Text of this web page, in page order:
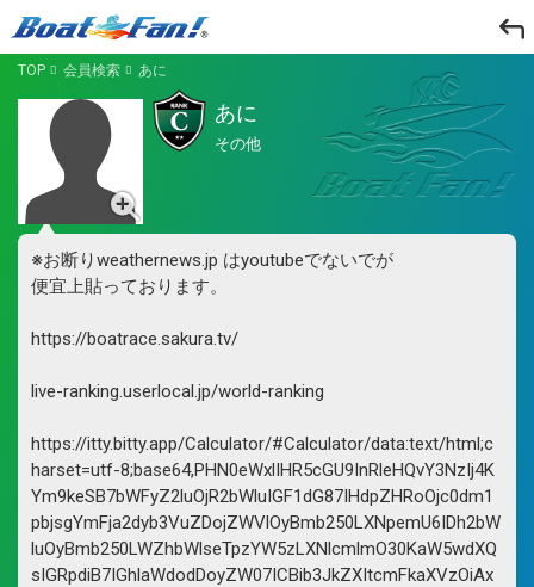
TOP 会員検索 あに
あに
その他
※お断りweathernews.jp はyoutubeでないでが
便宜上貼っております。
https://boatrace.sakura.tv/
live-ranking.userlocal.jp/world-ranking
https://itty.bitty.app/Calculator/#Calculator/data:text/html;c
harset=utf-8;base64,PHN0eWxlIHR5cGU9InRleHQvY3NzIj4K
Ym9keSB7bWFyZ2luOjR2bWluIGF1dG87IHdpZHRoOjc0dm1
pbjsgYmFja2dyb3VuZDojZWVlOyBmb250LXNpemU6IDh2bW
luOyBmb250LWZhbWlseTpzYW5zLXNlcmlmO30KaW5wdXQ
sIGRpdiB7IGhlaWdodDoyZW07ICBib3JkZXItcmFkaXVzOiAx